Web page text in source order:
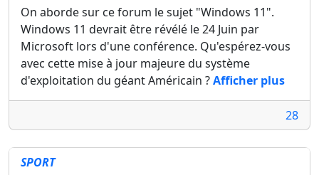
On aborde sur ce forum le sujet "Windows 11".
Windows 11 devrait être révélé le 24 Juin par
Microsoft lors d'une conférence. Qu'espérez-vous
avec cette mise à jour majeure du système
d'exploitation du géant Américain ?Afficher plus
28
SPORT